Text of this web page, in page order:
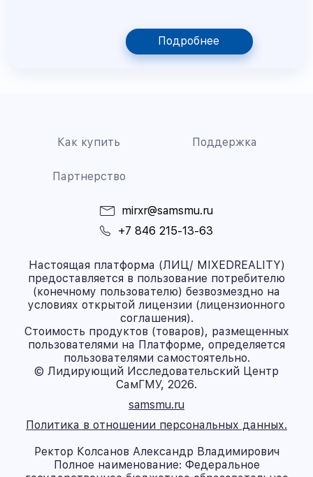
Подробнее
Как купить Поддержка
Партнерство
mirxr@samsmu.ru
+7 846 215-13-63
Настоящая платформа (ЛИЦ/ MIXEDREALITY)
предоставляется в пользование потребителю
(конечному пользователю) безвозмездно на
условиях открытой лицензии (лицензионного
соглашения).
Стоимость продуктов (товаров), размещенных
пользователями на Платформе, определяется
пользователями самостоятельно.
© Лидирующий Исследовательский Центр
СамГМУ, 2026.
samsmu.ru
Политика в отношении персональных данных.
Ректор Колсанов Александр Владимирович
Полное наименование: Федеральное